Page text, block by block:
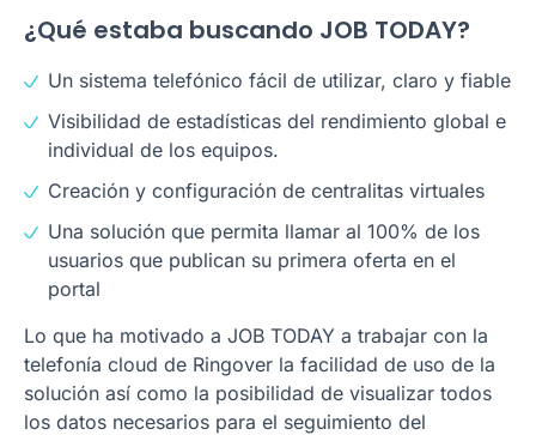
¿Qué estaba buscando JOB TODAY?
Un sistema telefónico fácil de utilizar, claro y fiable
Visibilidad de estadísticas del rendimiento global e
individual de los equipos.
Creación y configuración de centralitas virtuales
Una solución que permita llamar al 100% de los
usuarios que publican su primera oferta en el
portal
Lo que ha motivado a JOB TODAY a trabajar con la
telefonía cloud de Ringover la facilidad de uso de la
solución así como la posibilidad de visualizar todos
los datos necesarios para el seguimiento del